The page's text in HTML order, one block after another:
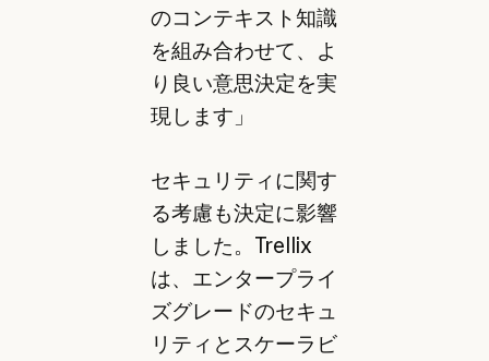
のコンテキスト知識
を組み合わせて、よ
り良い意思決定を実
現します」
セキュリティに関す
る考慮も決定に影響
しました。Trellix
は、エンタープライ
ズグレードのセキュ
リティとスケーラビ